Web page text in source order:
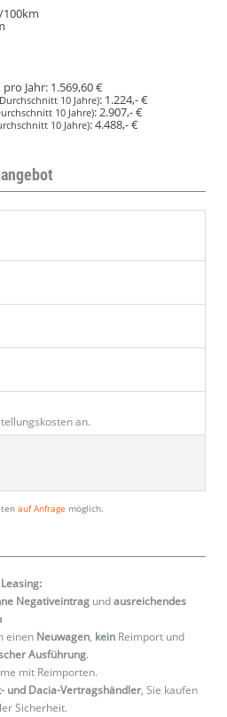
100km
Jahr: 1.569,60 €
10 Jahre): 1.224,- €
10 Jahre):2.907,- €
10 Jahre):4.488,- €
an.
auf Anfrage möglich.
Negativeintrag undausreichendes
einen Neuwagen, kein Reimport und
Ausführung.
mit Reimporten.
und Dacia-Vertragshändler, Sie kaufen
Sicherheit.